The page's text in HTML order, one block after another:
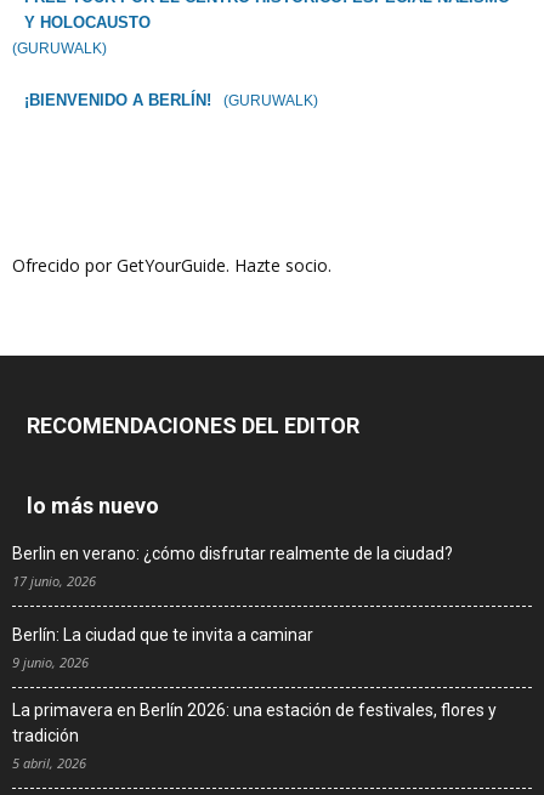
Y HOLOCAUSTO
(GURUWALK)
¡BIENVENIDO A BERLÍN! (GURUWALK)
Ofrecido por GetYourGuide. Hazte socio.
RECOMENDACIONES DEL EDITOR
lo más nuevo
Berlin en verano: ¿cómo disfrutar realmente de la ciudad?
17 junio, 2026
Berlín: La ciudad que te invita a caminar
9 junio, 2026
La primavera en Berlín 2026: una estación de festivales, flores y
tradición
5 abril, 2026